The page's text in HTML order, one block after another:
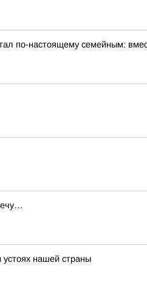
по-настоящему семейным:
устоях нашей страны